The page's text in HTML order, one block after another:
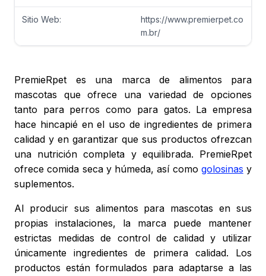
Sitio Web:
https://www.premierpet.co
m.br/
PremieRpet es una marca de alimentos para
mascotas que ofrece una variedad de opciones
tanto para perros como para gatos. La empresa
hace hincapié en el uso de ingredientes de primera
calidad y en garantizar que sus productos ofrezcan
una nutrición completa y equilibrada. PremieRpet
ofrece comida seca y húmeda, así como golosinas y
suplementos.
Al producir sus alimentos para mascotas en sus
propias instalaciones, la marca puede mantener
estrictas medidas de control de calidad y utilizar
únicamente ingredientes de primera calidad. Los
productos están formulados para adaptarse a las